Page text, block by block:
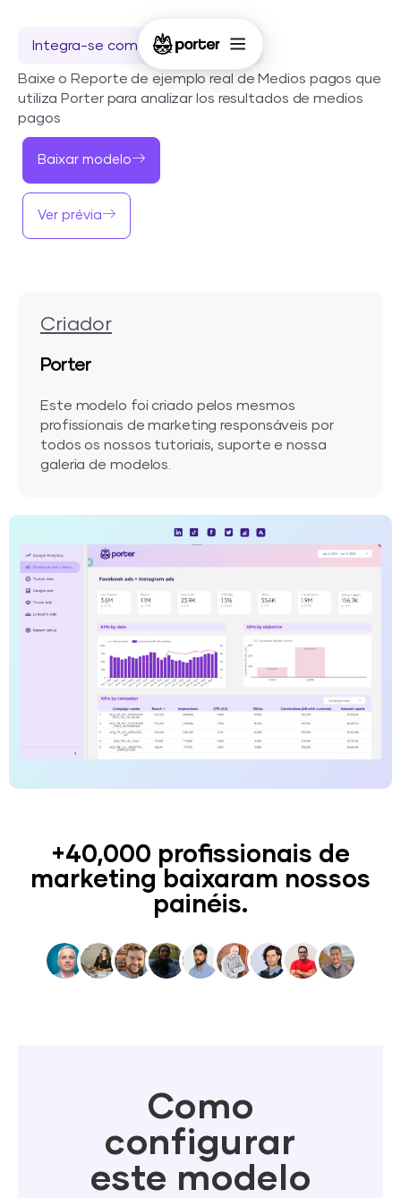
Integra-se com o Looker Studio
Baixe o Reporte de ejemplo real de Medios pagos que
utiliza Porter para analizar los resultados de medios
pagos
Baixar modelo
Ver prévia
Criador
Porter
Este modelo foi criado pelos mesmos
profissionais de marketing responsáveis por
todos os nossos tutoriais, suporte e nossa
galeria de modelos.
+40,000 profissionais de
marketing baixaram nossos
painéis.
Como
configurar
este modelo